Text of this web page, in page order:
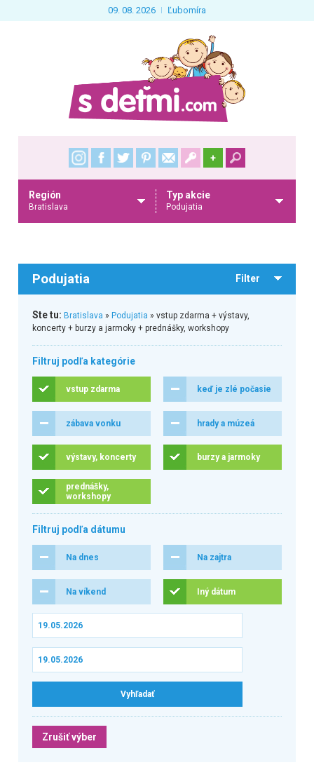
09. 08. 2026 Ľubomíra
+
Región
Bratislava
Typ akcie
Podujatia
Podujatia Filter
Ste tu: Bratislava » Podujatia » vstup zdarma + výstavy,
koncerty + burzy a jarmoky + prednášky, workshopy
Filtruj podľa kategórie
vstup zdarma keď je zlé počasie
zábava vonku hrady a múzeá
výstavy, koncerty burzy a jarmoky
prednášky,
workshopy
Filtruj podľa dátumu
Na dnes Na zajtra
Na víkend Iný dátum
Zrušiť výber